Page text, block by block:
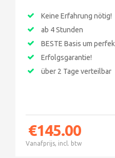
Keine Erfahrung nötig!
ab 4 Stunden
BESTE Basis um
Erfolgsgarantie!
über 2 Tage verteilbar
€145.00
Vanafprijs, incl. btw